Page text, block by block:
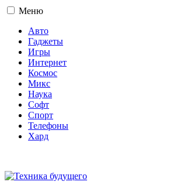
Меню
Авто
Гаджеты
Игры
Интернет
Космос
Микс
Наука
Софт
Спорт
Телефоны
Хард